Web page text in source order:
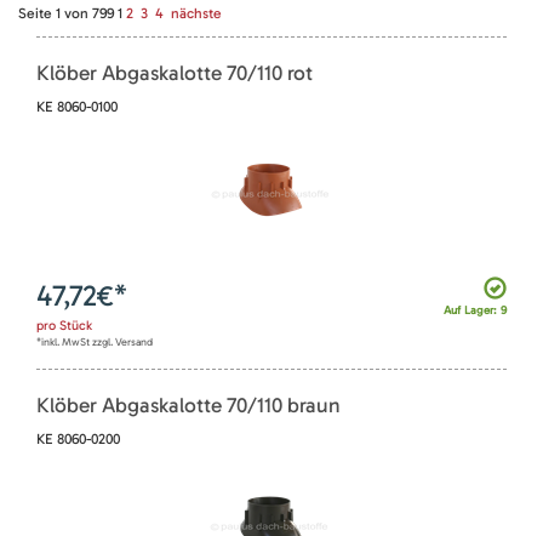
Seite 1 von 799 1 2 3 4 nächste
Klöber Abgaskalotte 70/110 rot
KE 8060-0100
Auf Lager: 9
47,72€*
pro Stück
*inkl. MwSt zzgl. Versand
Klöber Abgaskalotte 70/110 braun
KE 8060-0200